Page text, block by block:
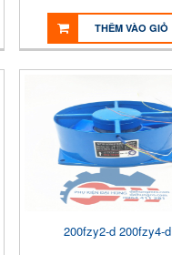
THÊM VÀO GIỎ
200fzy2-d 200fzy4-d